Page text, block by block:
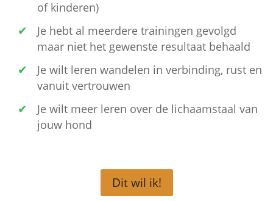
of kinderen)
Je hebt al meerdere trainingen gevolgd
maar niet het gewenste resultaat behaald
Je wilt leren wandelen in verbinding, rust en
vanuit vertrouwen
Je wilt meer leren over de lichaamstaal van
jouw hond
Dit wil ik!